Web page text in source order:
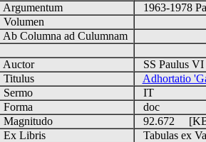
Argumentum
1963-1978
Volumen
Ab Columna ad Culumnam
Auctor
SS Paulus
Titulus
Adhortatio
Sermo
IT
Forma
doc
Magnitudo
92.672
Ex Libris
Tabulas ex